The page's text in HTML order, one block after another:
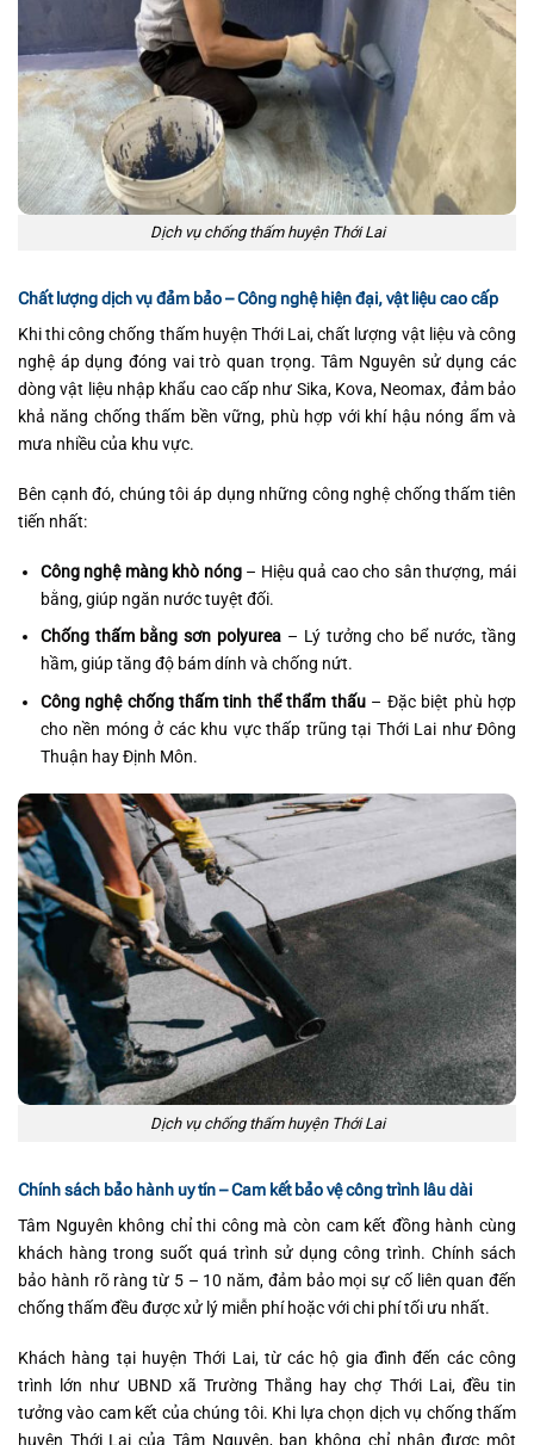
Dịch vụ chống thấm huyện Thới Lai
Chất lượng dịch vụ đảm bảo – Công nghệ hiện đại, vật liệu cao cấp
Khi thi công chống thấm huyện Thới Lai, chất lượng vật liệu và công
nghệ áp dụng đóng vai trò quan trọng. Tâm Nguyên sử dụng các
dòng vật liệu nhập khẩu cao cấp như Sika, Kova, Neomax, đảm bảo
khả năng chống thấm bền vững, phù hợp với khí hậu nóng ẩm và
mưa nhiều của khu vực.
Bên cạnh đó, chúng tôi áp dụng những công nghệ chống thấm tiên
tiến nhất:
Công nghệ màng khò nóng– Hiệu quả cao cho sân thượng, mái
bằng, giúp ngăn nước tuyệt đối.
Chống thấm bằng sơn polyurea – Lý tưởng cho bể nước, tầng
hầm, giúp tăng độ bám dính và chống nứt.
Công nghệ chống thấm tinh thể thẩm thấu– Đặc biệt phù hợp
cho nền móng ở các khu vực thấp trũng tại Thới Lai như Đông
Thuận hay Định Môn.
Dịch vụ chống thấm huyện Thới Lai
Chính sách bảo hành uy tín – Cam kết bảo vệ công trình lâu dài
Tâm Nguyên không chỉ thi công mà còn cam kết đồng hành cùng
khách hàng trong suốt quá trình sử dụng công trình. Chính sách
bảo hành rõ ràng từ 5 – 10 năm, đảm bảo mọi sự cố liên quan đến
chống thấm đều được xử lý miễn phí hoặc với chi phí tối ưu nhất.
Khách hàng tại huyện Thới Lai, từ các hộ gia đình đến các công
trình lớn như UBND xã Trường Thắng hay chợ Thới Lai, đều tin
tưởng vào cam kết của chúng tôi. Khi lựa chọn dịch vụ chống thấm
huyện Thới Lai của Tâm Nguyên, bạn không chỉ nhận được một